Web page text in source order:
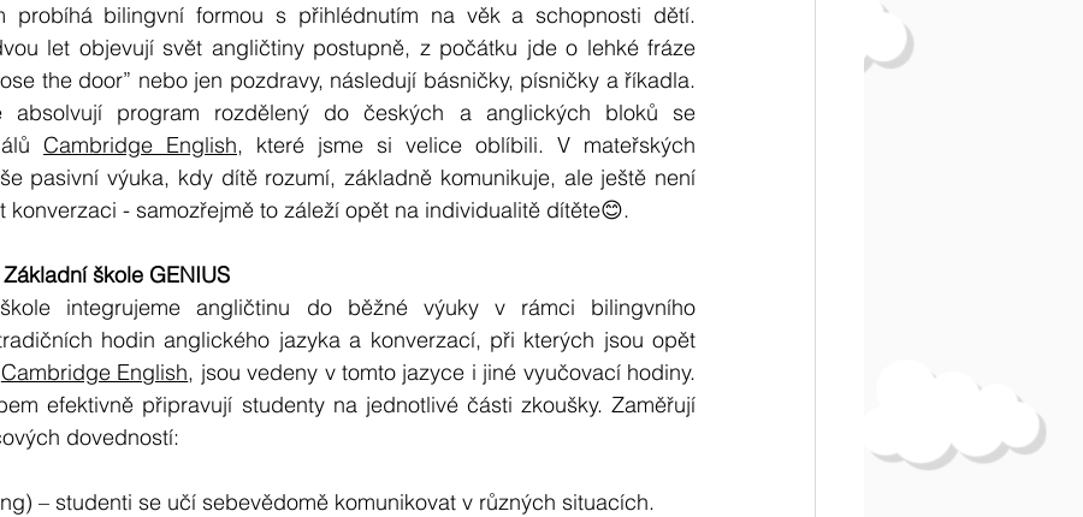
probíhá bilingvní formou s přihlédnutím na věk a schopnosti dětí.
let objevují svět angličtiny postupně, z počátku jde o lehké fráze
the door” nebo jen pozdravy, následují básničky, písničky a říkadla.
program rozdělený do českých a anglických bloků se
Cambridge English, které jsme si velice oblíbili. V mateřských
pasivní výuka, kdy dítě rozumí, základně komunikuje, ale ještě není
konverzaci - samozřejmě to záleží opět na individualitě dítěte😊.
škole GENIUS
integrujeme angličtinu do běžné výuky v rámci bilingvního
hodin anglického jazyka a konverzací, při kterých jsou opět
Cambridge English, jsou vedeny v tomto jazyce i jiné vyučovací hodiny.
efektivně připravují studenty na jednotlivé části zkoušky. Zaměřují
dovedností:
– studenti se učí sebevědomě komunikovat v různých situacích.